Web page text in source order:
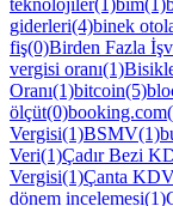
giderleri(4)binek
fiş(0)Birden Fazla
vergisi oranı(1)
Oranı(1)bitcoin(5)
ölçüt(0)
Vergisi(1)BSMV(1)
Veri(1)Çadır Bezi
Vergisi(1)Çanta
dönem incelemesi(1)